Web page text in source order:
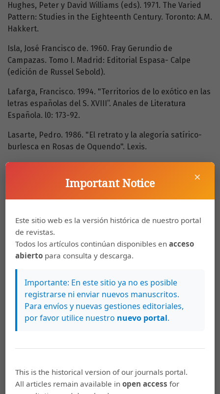
Hughes, Peter y David Williams (eds). 1971. The Varied
Pattern: Studies in the Eighteenth Century. Toronto: A.M.
Hakkert.
Isla, José Francisco de. 1960. Fray Gerundio de
Campazas. Tomo I. Madrid: Editorial Espasa- Calpe
(edición de Russel Sebold).
Lafarga, Francisco. 1994. "Territorios de lo exótico en las
letras españolas del S. XVIII”. Anales de Literatura
Española. l0: 173-92.
Lasarte, Pedro. 1986. "El retrato y la alegoría satírico-
burlesca en Rosas de Oquendo". Lexis.
Lopez, Francois. 1976. Juan Pablo Forner et la crise de la
conscience espagnole au XVIII e siécle. Burdeos: Institut
Maravall, José Antonio. 1966. "De la Ilustración al
Romanticismo: El pensamiento político de Cadalso".
Mélanges it la mémoire de Jean Sarrailh, 81-96. Tomo I.
Mestre, Antonio. 1986. "Historia crítica y reformismo en
la Ilustración Española". En La ilustración Española.
Alicante: Instinto Juan Gil-Albert, 125-139.
dénégation freudienne". Poétique. (41): 78-89.
Pérus, Frangoise. 1981. "La formación ideológica
estético-literaria (Acerca de la reproducción y
×
Important Notice
Este sitio web es la versión histórica de nuestro portal
de revistas.
Todos los artículos continúan disponibles enacceso
abierto para consulta y descarga.
Importante: En este sitio ya no es posible
registrarse ni enviar nuevos manuscritos.
Para envíos y nuevas gestiones editoriales,
por favor utilice nuestro nuevo portal.
This is the historical version of our journals portal.
All articles remain available inopen access for